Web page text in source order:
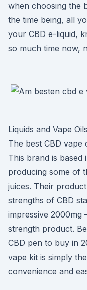
when choosing the
the time being, all
your CBD e-liquid,
so much time now,
Liquids and Vape
The best CBD vape
This brand is
producing some of
juices. Their
strengths of CBD
impressive 2000mg
strength product.
CBD pen to buy in
vape kit is simply
convenience and